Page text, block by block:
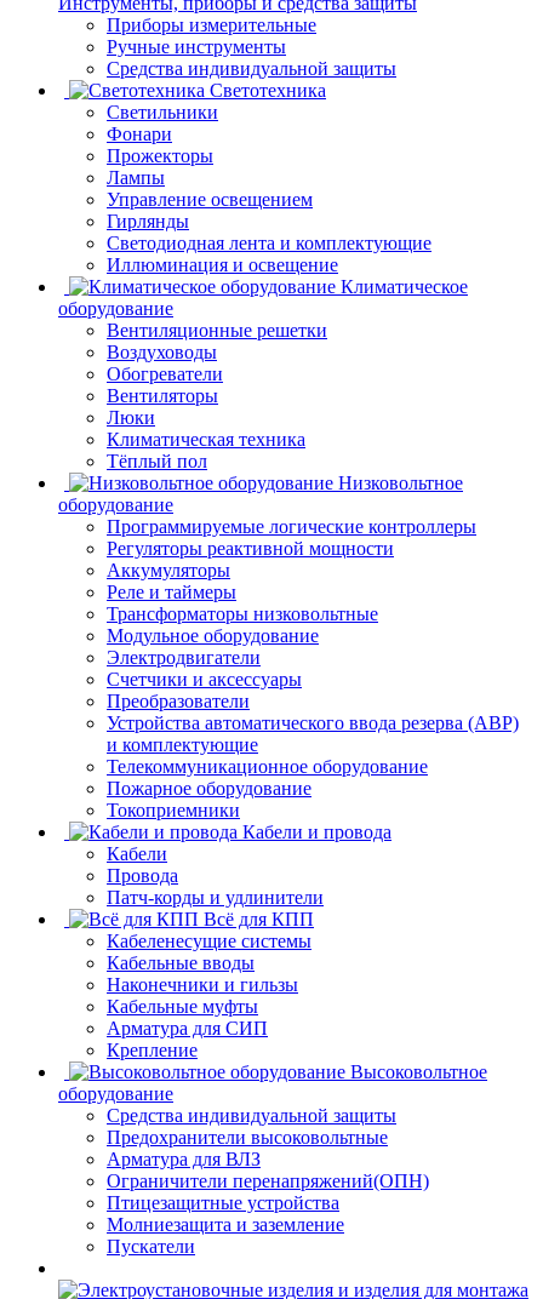
Приборы измерительные
Ручные инструменты
Средства индивидуальной защиты
Светотехника
Светильники
Фонари
Прожекторы
Лампы
Управление освещением
Гирлянды
Светодиодная лента и комплектующие
Иллюминация и освещение
Климатическое
оборудование
Вентиляционные решетки
Воздуховоды
Обогреватели
Вентиляторы
Люки
Климатическая техника
Тёплый пол
Низковольтное
оборудование
Программируемые логические контроллеры
Регуляторы реактивной мощности
Аккумуляторы
Реле и таймеры
Трансформаторы низковольтные
Модульное оборудование
Электродвигатели
Счетчики и аксессуары
Преобразователи
Устройства автоматического ввода резерва (АВР)
и комплектующие
Телекоммуникационное оборудование
Пожарное оборудование
Токоприемники
Кабели и провода
Кабели
Провода
Патч-корды и удлинители
Всё для КПП
Кабеленесущие системы
Кабельные вводы
Наконечники и гильзы
Кабельные муфты
Арматура для СИП
Крепление
Высоковольтное
оборудование
Средства индивидуальной защиты
Предохранители высоковольтные
Арматура для ВЛЗ
Ограничители перенапряжений(ОПН)
Птицезащитные устройства
Молниезащита и заземление
Пускатели